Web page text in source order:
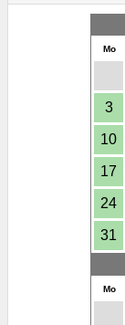
Mo
3
10
17
24
31
Mo